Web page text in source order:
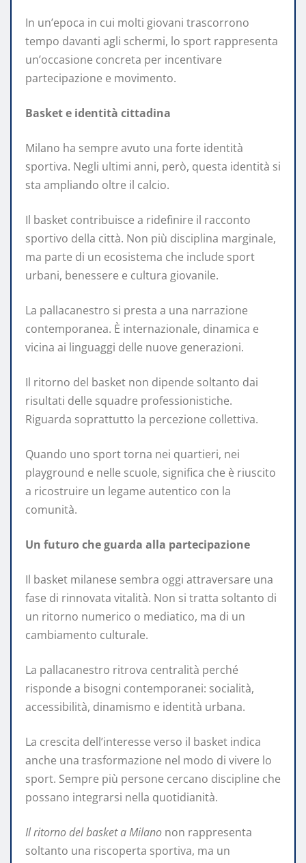
In un’epoca in cui molti giovani trascorrono
tempo davanti agli schermi, lo sport rappresenta
un’occasione concreta per incentivare
partecipazione e movimento.
Basket e identità cittadina
Milano ha sempre avuto una forte identità
sportiva. Negli ultimi anni, però, questa identità si
sta ampliando oltre il calcio.
Il basket contribuisce a ridefinire il racconto
sportivo della città. Non più disciplina marginale,
ma parte di un ecosistema che include sport
urbani, benessere e cultura giovanile.
La pallacanestro si presta a una narrazione
contemporanea. È internazionale, dinamica e
vicina ai linguaggi delle nuove generazioni.
Il ritorno del basket non dipende soltanto dai
risultati delle squadre professionistiche.
Riguarda soprattutto la percezione collettiva.
Quando uno sport torna nei quartieri, nei
playground e nelle scuole, significa che è riuscito
a ricostruire un legame autentico con la
comunità.
Un futuro che guarda alla partecipazione
Il basket milanese sembra oggi attraversare una
fase di rinnovata vitalità. Non si tratta soltanto di
un ritorno numerico o mediatico, ma di un
cambiamento culturale.
La pallacanestro ritrova centralità perché
risponde a bisogni contemporanei: socialità,
accessibilità, dinamismo e identità urbana.
La crescita dell’interesse verso il basket indica
anche una trasformazione nel modo di vivere lo
sport. Sempre più persone cercano discipline che
possano integrarsi nella quotidianità.
Il ritorno del basket a Milano non rappresenta
soltanto una riscoperta sportiva, ma un